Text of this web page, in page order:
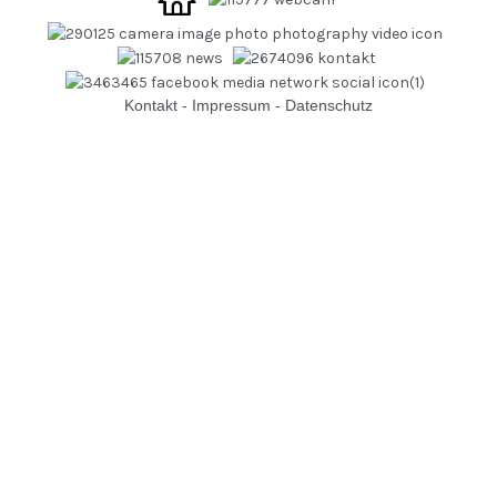
Kontakt - Impressum - Datenschutz